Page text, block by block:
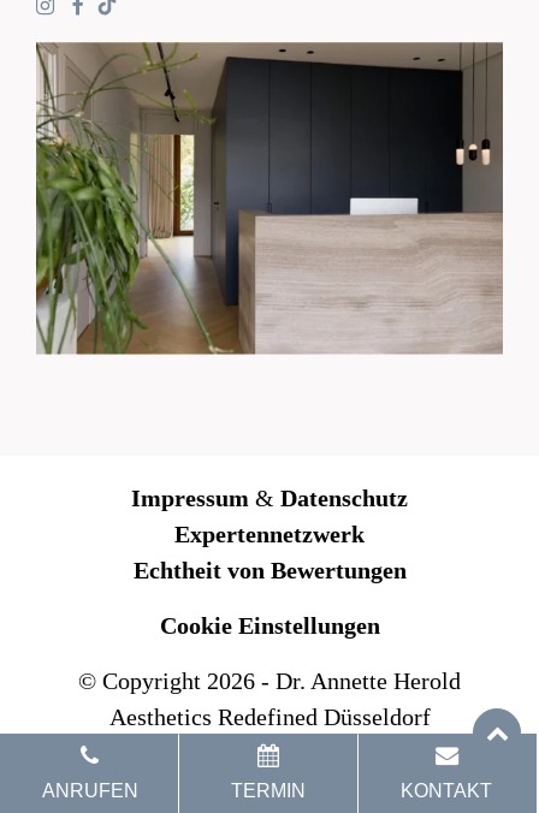
Impressum & Datenschutz
Expertennetzwerk
Echtheit von Bewertungen
Cookie Einstellungen
© Copyright 2026 - Dr. Annette Herold
Aesthetics Redefined Düsseldorf
ANRUFEN TERMIN KONTAKT